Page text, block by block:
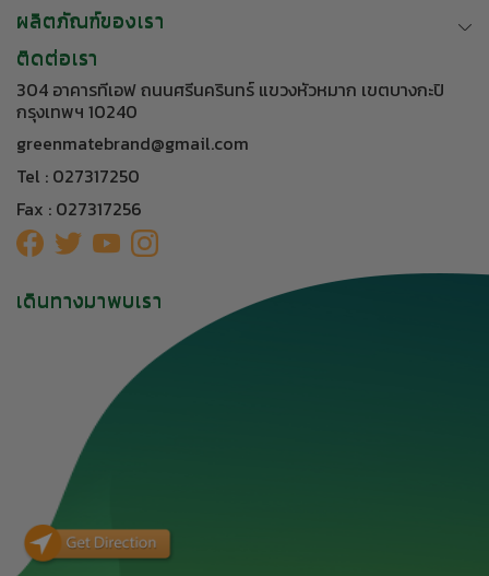
ผลิตภัณฑ์ของเรา
ติดต่อเรา
304 อาคารทีเอฟ ถนนศรีนครินทร์ แขวงหัวหมาก เขตบางกะปิ
กรุงเทพฯ 10240
greenmatebrand@gmail.com
Tel : 027317250
Fax : 027317256
เดินทางมาพบเรา